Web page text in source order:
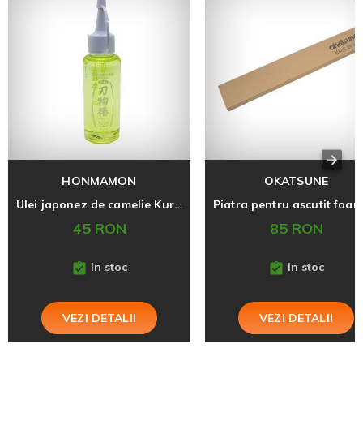
HONMAMON
Ulei japonez de camelie Kurobara 100 ml pentru intretinerea uneltelor
45 RON
In stoc
VEZI DETALII
OKATSUNE
85 RON
In stoc
VEZI DETALII